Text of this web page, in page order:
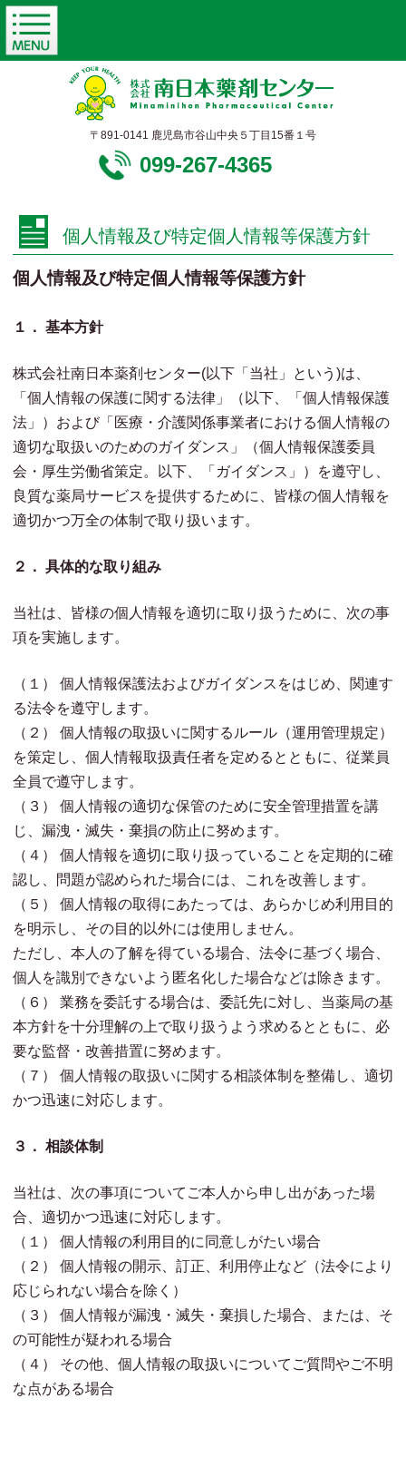
〒891-0141 鹿児島市谷山中央５丁目15番１号
099-267-4365
個人情報及び特定個人情報等保護方針
個人情報及び特定個人情報等保護方針
１． 基本方針
株式会社南日本薬剤センター(以下「当社」という)は、
「個人情報の保護に関する法律」（以下、「個人情報保護
法」）および「医療・介護関係事業者における個人情報の
適切な取扱いのためのガイダンス」（個人情報保護委員
会・厚生労働省策定。以下、「ガイダンス」）を遵守し、
良質な薬局サービスを提供するために、皆様の個人情報を
適切かつ万全の体制で取り扱います。
２． 具体的な取り組み
当社は、皆様の個人情報を適切に取り扱うために、次の事
項を実施します。
（１） 個人情報保護法およびガイダンスをはじめ、関連す
る法令を遵守します。
（２） 個人情報の取扱いに関するルール（運用管理規定）
を策定し、個人情報取扱責任者を定めるとともに、従業員
全員で遵守します。
（３） 個人情報の適切な保管のために安全管理措置を講
じ、漏洩・滅失・棄損の防止に努めます。
（４） 個人情報を適切に取り扱っていることを定期的に確
認し、問題が認められた場合には、これを改善します。
（５） 個人情報の取得にあたっては、あらかじめ利用目的
を明示し、その目的以外には使用しません。
ただし、本人の了解を得ている場合、法令に基づく場合、
個人を識別できないよう匿名化した場合などは除きます。
（６） 業務を委託する場合は、委託先に対し、当薬局の基
本方針を十分理解の上で取り扱うよう求めるとともに、必
要な監督・改善措置に努めます。
（７） 個人情報の取扱いに関する相談体制を整備し、適切
かつ迅速に対応します。
３． 相談体制
当社は、次の事項についてご本人から申し出があった場
合、適切かつ迅速に対応します。
（１） 個人情報の利用目的に同意しがたい場合
（２） 個人情報の開示、訂正、利用停止など（法令により
応じられない場合を除く）
（３） 個人情報が漏洩・滅失・棄損した場合、または、そ
の可能性が疑われる場合
（４） その他、個人情報の取扱いについてご質問やご不明
な点がある場合